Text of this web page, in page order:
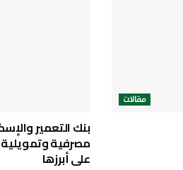
مقالات
بنك التعمير
مصرفية
على أبرزها